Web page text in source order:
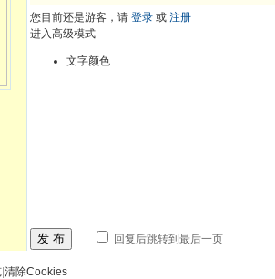
您目前还是游客，请 登录 或 注册
进入高级模式
文字颜色
发 布 回复后跳转到最后一页
清除Cookies